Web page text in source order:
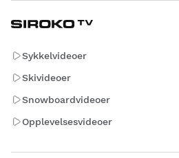
Sykkelvideoer
Skivideoer
Snowboardvideoer
Opplevelsesvideoer